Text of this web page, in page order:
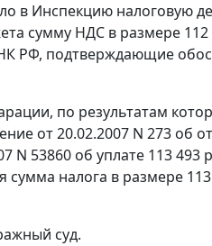
в Инспекцию налоговую
сумму НДС в размере 112
РФ, подтверждающие
по результатам
от 20.02.2007 N 273 об
N 53860 об уплате 113
налога в размере
суд.